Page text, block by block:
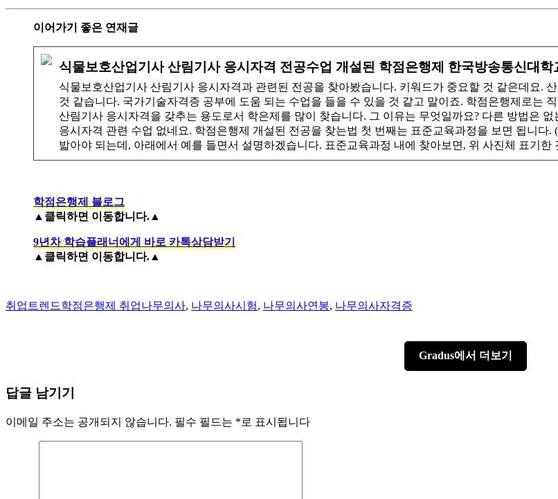
이어가기 좋은 연재글
식물보호산업기사 산림기사 응시자격 전공수업 개설된 학점은행제 한국방송통신대학
식물보호산업기사 산림기사 응시자격과 관련된 전공을 찾아봤습니다. 키워드가 중요할 것 같은데요.
것 같습니다. 국가기술자격증 공부에 도움 되는 수업을 들을 수 있을 것 같고 말이죠. ​학점은행제로는
산림기사 응시자격을 갖추는 용도로서 학은제를 많이 찾습니다. 그 이유는 무엇일까요? 다른 방법은
응시자격 관련 수업 없네요. 학점은행제 개설된 전공을 찾는법 첫 번째는 표준교육과정을 보면 됩니
밟아야 되는데, 아래에서 예를 들면서 설명하겠습니다. 표준교육과정 내에 찾아보면, 위 사진체 표기
학점은행제 블로그
▲클릭하면 이동합니다.▲
9년차 학습플래너에게 바로 카톡상담받기
▲클릭하면 이동합니다.▲
Author
취업트렌드Categories
학점은행제 취업Tags
나무의사, 나무의사시험, 나무의사연봉, 나무의사자격증
Gradus에서 더보기
답글 남기기
이메일 주소는 공개되지 않습니다. 필수 필드는 *로 표시됩니다